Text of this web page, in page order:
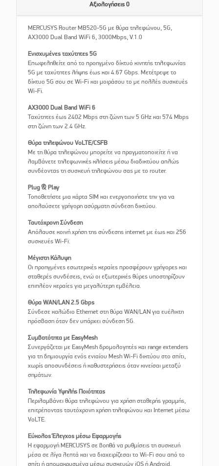
Αξιολογήσεις 0
MERCUSYS Router MB520-5G με θύρα τηλεφώνου, 5G,
AX3000 Dual Band WiFi 6, 3000Mbps, V.1.0
Ενισχυμένες ταχύτητες 5G
Επωφεληθείτε από το προηγμένο δίκτυό κινητής τηλεφωνίας
5G με ταχύτητες λήψης έως και 4.67 Gbps. Μετέτρεψε το
δίκτυο 5G σου σε Wi-Fi και μοιράσου το με πολλές συσκευές
Wi-Fi.
AX3000 Dual Band WiFi 6
Ταχύτητες έως 2402 Mbps στη ζώνη των 5 GHz και 574 Mbps
στη ζώνη των 2.4 GHz.
Θύρα τηλεφώνου VoLTE/CSFB
Με τη θύρα τηλεφώνου μπορείτε να πραγματοποιείτε ή να
λαμβάνετε τηλεφωνικές κλήσεις μέσω διαδικτύου απλώς
συνδέοντας τη συσκευή τηλεφώνου σας με το router.
Plug & Play
Τοποθετήστε μια κάρτα SIM και ενεργοποιήστε την για να
απολαύσετε γρήγορη ασύρματη σύνδεση δικτύου.
Ταυτόχρονη Σύνδεση
Απόλαυσε κοινή χρήση της σύνδεσης internet με έως και 256
συσκευές Wi-Fi.
Μέγιστη Κάλυψη
Οι προηγμένες εσωτερικές κεραίες προσφέρουν γρήγορες και
σταθερές συνδέσεις, ενώ οι εξωτερικές θύρες υποστηρίζουν
επιπλέον κεραίες για μεγαλύτερη εμβέλεια.
Θύρα WAN/LAN 2.5 Gbps
Σύνδεσε καλώδιο Ethernet στη θύρα WAN/LAN για ευέλικτη
πρόσβαση όταν δεν υπάρχει σύνδεση 5G.
Συμβατότητα με EasyMesh
Συνεργάζεται με EasyMesh δρομολογητές και range extenders
για τη δημιουργία ενός ενιαίου Mesh Wi-Fi δικτύου στο σπίτι,
χωρίς αποσυνδέσεις ή καθυστερήσεις όταν κινείσαι μεταξύ
σημάτων.
Τηλεφωνία Υψηλής Ποιότητας
Περιλαμβάνει θύρα τηλεφώνου για χρήση σταθερής γραμμής,
επιτρέποντας ταυτόχρονη χρήση τηλεφώνου και Internet μέσω
VoLTE.
Εύκολος Έλεγχος μέσω Εφαρμογής
Η εφαρμογή MERCUSYS σε βοηθά να ρυθμίσεις τη συσκευή
μέσα σε λίγα λεπτά και να διαχειρίζεσαι το Wi-Fi σου από το
σπίτι ή απομακρυσμένα μέσω συσκευών iOS ή Android.